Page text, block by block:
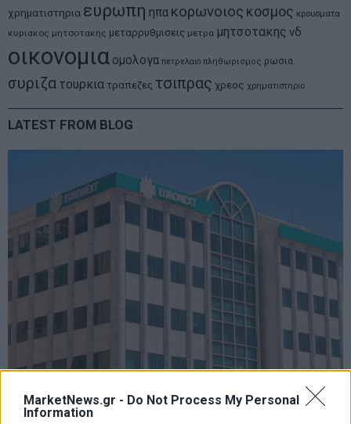
MarketNews.gr - Do Not Process My Personal
Information
χρηματιστηρια ευρωπη ηπα κορωνοιος κοσμος κρουσματα
κυριακος μητσοτακης μεταρρυθμισεις μετρα μητσοτακης νδ
οικονομια ομολογα πετρελαιο πληθωρισμος ρωσια
συριζα τουρκια τραπεζες τσιπρας χρεος χρηματιστηριο
LATEST FROM BLOG